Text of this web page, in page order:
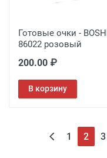
Готовые очки -
86022 розовый
200.00 ₽
В корзину
1 2 3